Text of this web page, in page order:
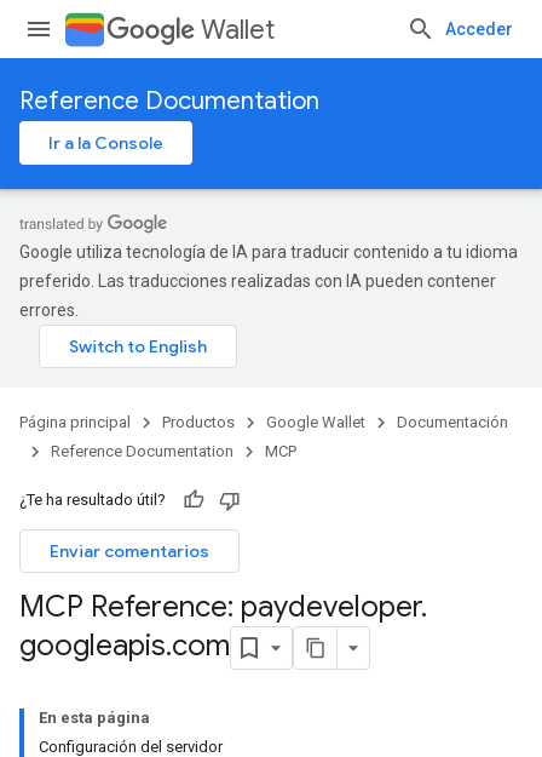
Wallet Acceder
Reference Documentation
Ir a la Console
Google utiliza tecnología de IA para traducir contenido a tu idioma
preferido. Las traducciones realizadas con IA pueden contener
errores.
Página principal Productos Google Wallet
Documentación
Reference Documentation
MCP
¿Te ha resultado útil?
Enviar comentarios
MCP Reference: paydeveloper.
googleapis.com
En esta página
Configuración del servidor